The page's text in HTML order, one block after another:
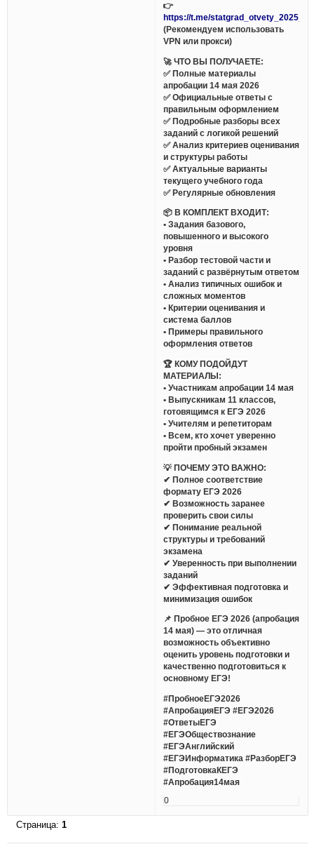
👉
https://t.me/
(Рекомендуем использовать
VPN или прокси)
🚀 ЧТО ВЫ ПОЛУЧАЕТЕ:
✅ Полные материалы
апробации 14 мая 2026
✅ Официальные ответы с
правильным оформлением
✅ Подробные разборы всех
заданий с логикой решений
✅ Анализ критериев оценивания
и структуры работы
✅ Актуальные варианты
текущего учебного года
✅ Регулярные обновления
📦 В КОМПЛЕКТ ВХОДИТ:
• Задания базового,
повышенного и высокого
уровня
• Разбор тестовой части и
заданий с развёрнутым ответом
• Анализ типичных ошибок и
сложных моментов
• Критерии оценивания и
система баллов
• Примеры правильного
оформления ответов
🏆 КОМУ ПОДОЙДУТ
МАТЕРИАЛЫ:
• Участникам апробации 14 мая
• Выпускникам 11 классов,
готовящимся к ЕГЭ 2026
• Учителям и репетиторам
• Всем, кто хочет уверенно
пройти пробный экзамен
💡 ПОЧЕМУ ЭТО ВАЖНО:
✔ Полное соответствие
формату ЕГЭ 2026
✔ Возможность заранее
проверить свои силы
✔ Понимание реальной
структуры и требований
экзамена
✔ Уверенность при выполнении
заданий
✔ Эффективная подготовка и
минимизация ошибок
📌 Пробное ЕГЭ 2026 (апробация
14 мая) — это отличная
возможность объективно
оценить уровень подготовки и
качественно подготовиться к
основному ЕГЭ!
#ПробноеЕГЭ2026
#АпробацияЕГЭ #ЕГЭ2026
#ОтветыЕГЭ
#ЕГЭОбществознание
#ЕГЭАнглийский
#ЕГЭИнформатика #РазборЕГЭ
#ПодготовкаКЕГЭ
#Апробация14мая
0
Страница: 1